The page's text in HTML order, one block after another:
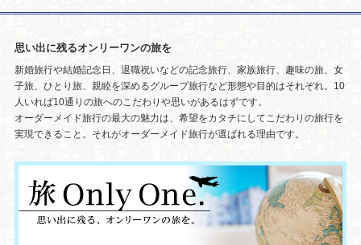
思い出に残るオンリーワンの旅を
新婚旅行や結婚記念日、退職祝いなどの記念旅行、家族旅行、趣味の旅、女
子旅、ひとり旅、親睦を深めるグループ旅行など形態や目的はそれぞれ。10
人いれば10通りの旅へのこだわりや思いがあるはずです。
オーダーメイド旅行の最大の魅力は、希望をカタチにしてこだわりの旅行を
実現できること。それがオーダーメイド旅行が選ばれる理由です。